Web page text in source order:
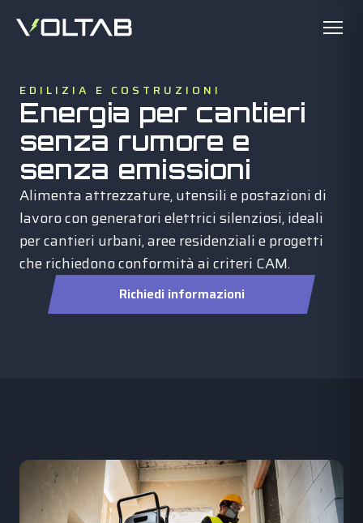
EDILIZIA E COSTRUZIONI
Energia per cantieri
senza rumore e
senza emissioni
Alimenta attrezzature, utensili e postazioni di
lavoro con generatori elettrici silenziosi, ideali
per cantieri urbani, aree residenziali e progetti
che richiedono conformità ai criteri CAM.
Richiedi informazioni